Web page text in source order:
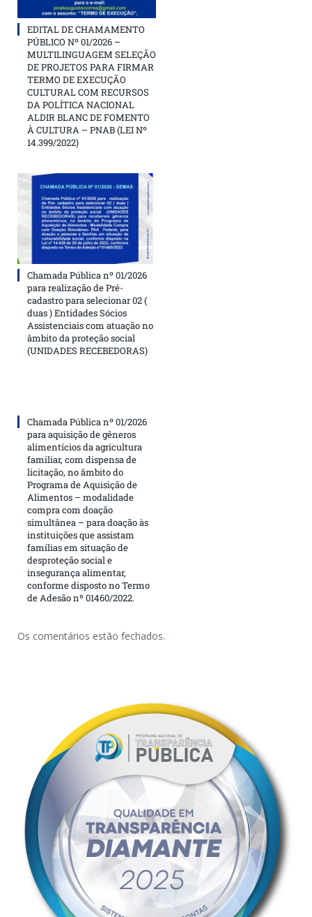
EDITAL DE CHAMAMENTO
PÚBLICO Nº 01/2026 –
MULTILINGUAGEM SELEÇÃO
DE PROJETOS PARA FIRMAR
TERMO DE EXECUÇÃO
CULTURAL COM RECURSOS
DA POLÍTICA NACIONAL
ALDIR BLANC DE FOMENTO
À CULTURA – PNAB (LEI Nº
14.399/2022)
Chamada Pública nº 01/2026
para realização de Pré-
cadastro para selecionar 02 (
duas ) Entidades Sócios
Assistenciais com atuação no
âmbito da proteção social
(UNIDADES RECEBEDORAS)
Chamada Pública nº 01/2026
para aquisição de gêneros
alimentícios da agricultura
familiar, com dispensa de
licitação, no âmbito do
Programa de Aquisição de
Alimentos – modalidade
compra com doação
simultânea – para doação às
instituições que assistam
famílias em situação de
desproteção social e
insegurança alimentar,
conforme disposto no Termo
de Adesão nº 01460/2022.
Os comentários estão fechados.